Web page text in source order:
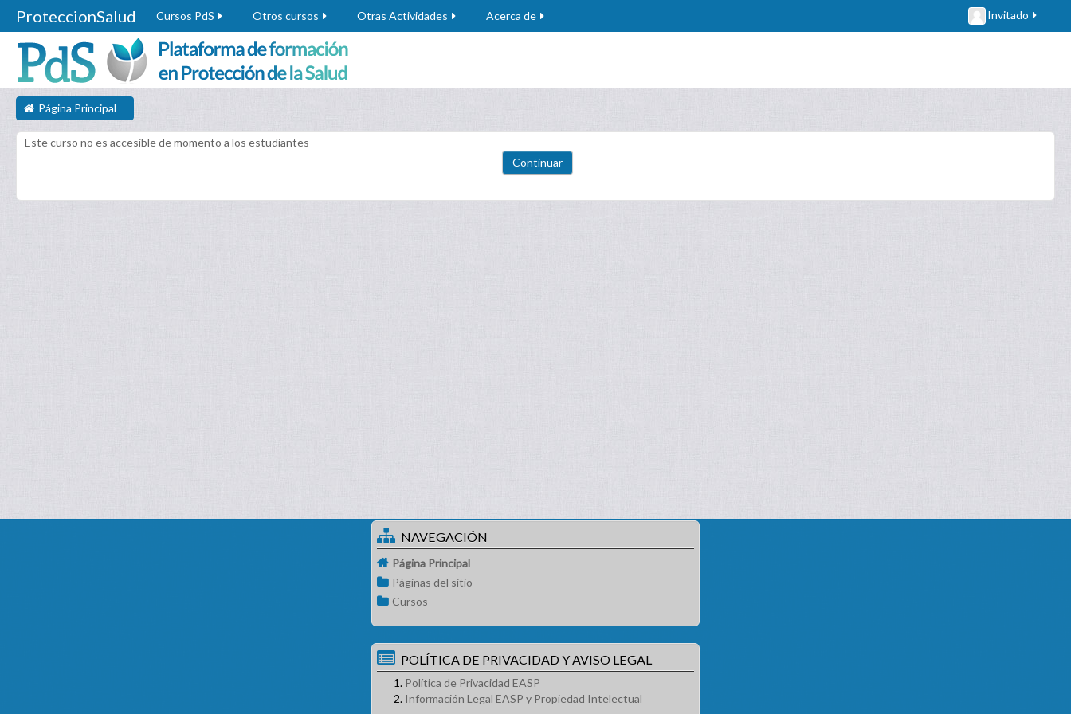
ProteccionSalud Invitado
Cursos PdS Otros cursos Otras Actividades Acerca de
Página Principal
Este curso no es accesible de momento a los estudiantes
NAVEGACIÓN
Página Principal
Páginas del sitio
Cursos
POLÍTICA DE PRIVACIDAD Y AVISO LEGAL
Política de Privacidad EASP
Información Legal EASP y Propiedad Intelectual